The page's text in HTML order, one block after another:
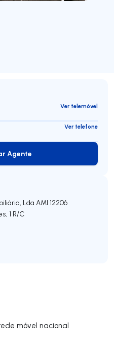
móvel nacional
Ver telemóvel
Ver telefone
Contactar Agente
Agente
Lda AMI 12206
1 R/C